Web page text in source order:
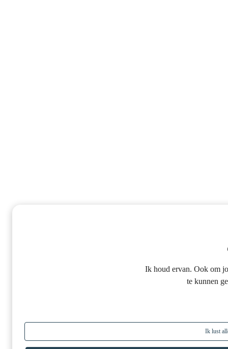
Ik houd ervan. Ook om
te kunnen
Ik lust